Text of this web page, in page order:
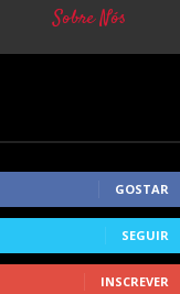
Sobre Nós
GOSTAR
SEGUIR
INSCREVER